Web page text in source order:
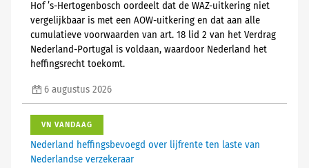
Hof ’s-Hertogenbosch oordeelt dat de WAZ-uitkering niet
vergelijkbaar is met een AOW-uitkering en dat aan alle
cumulatieve voorwaarden van art. 18 lid 2 van het Verdrag
Nederland-Portugal is voldaan, waardoor Nederland het
heffingsrecht toekomt.
6 augustus 2026
VN VANDAAG
Nederland heffingsbevoegd over lijfrente ten laste van
Nederlandse verzekeraar